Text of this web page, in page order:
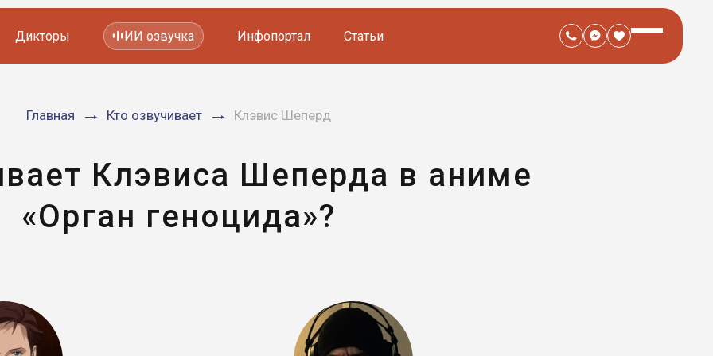
Мультфильмов
Дикторы ИИ озвучка Инфопортал Статьи
Главная Кто озвучивает Клэвис Шеперд
Клэвиса Шеперда в аниме
«Орган геноцида»?